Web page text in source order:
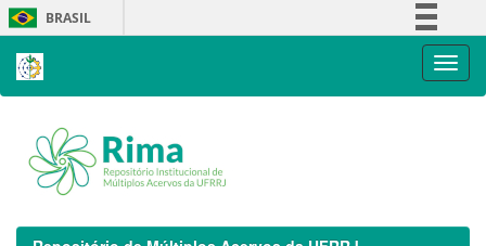
Skip
navigation
BRASIL